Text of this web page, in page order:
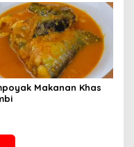
Makanan Khas